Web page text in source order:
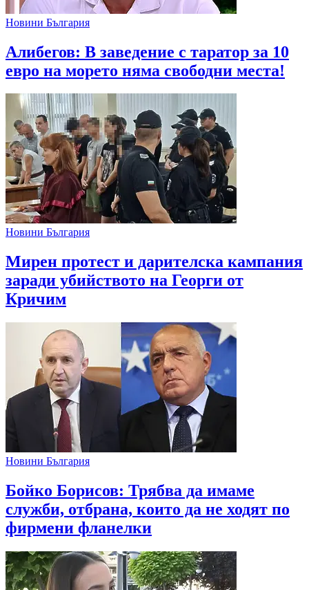
Новини България
Алибегов: В заведение с таратор за 10
евро на морето няма свободни места!
Новини България
Мирен протест и дарителска кампания
заради убийството на Георги от
Кричим
Новини България
Бойко Борисов: Трябва да имаме
служби, отбрана, които да не ходят по
фирмени фланелки